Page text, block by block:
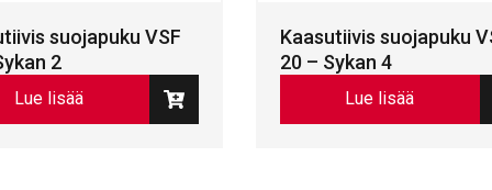
suojapuku VSF
2
Lue lisää
Kaasutiivis suojapuku
20 – Sykan 4
Lue lisää